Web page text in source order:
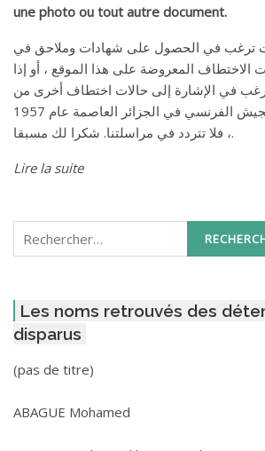
une photo ou tout autre document.
ترغب في الحصول على شهادات وملاحق في
الاختطاف المعروضة على هذا الموقع ، أو إذا
في الإشارة إلى حالات اختطاف أخرى من
قبل الجيش الفرنسي في الجزائر العاصمة عام 1957
، فلا تتردد في مراسلتنا. شكرا لك مسبقا.
Lire la suite
Rechercher :
Les noms retrouvés des
disparus
(pas de titre)Post
3416
ABAGUE Mohamed